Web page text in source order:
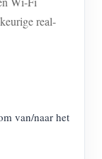
real-
van/naar het